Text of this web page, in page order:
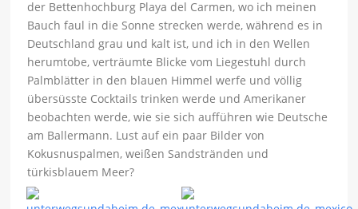
der Bettenhochburg Playa del Carmen, wo ich meinen
Bauch faul in die Sonne strecken werde, während es in
Deutschland grau und kalt ist, und ich in den Wellen
herumtobe, verträumte Blicke vom Liegestuhl durch
Palmblätter in den blauen Himmel werfe und völlig
übersüsste Cocktails trinken werde und Amerikaner
beobachten werde, wie sie sich aufführen wie Deutsche
am Ballermann. Lust auf ein paar Bilder von
Kokusnuspalmen, weißen Sandstränden und
türkisblauem Meer?